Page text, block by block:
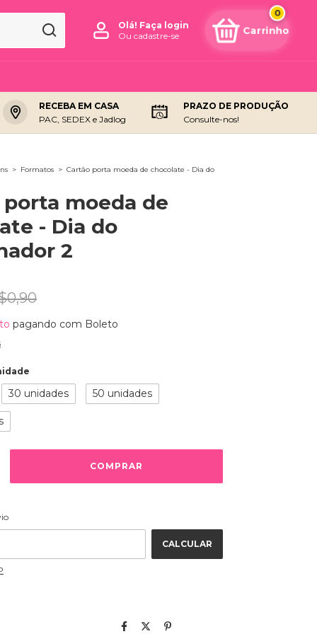
Olá! Faça login
Ou cadastre-se
0
RECEBA EM CASA
PAC, SEDEX e Jadlog
PRAZO DE PRODUÇÃO
Consulte-nos!
> Formatos > Cartão porta moeda de chocolate - Dia do
porta moeda de
- Dia do
2
pagando com Boleto
30 unidades 50 unidades
CALCULAR